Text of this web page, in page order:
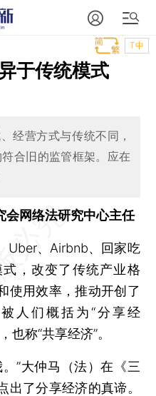
T中
于传统模式
经营方式与传统不同，
合旧的监管框架。应在
会网络法研究中心主任
、Airbnb、回家吃
，改变了传统产业格
使用效率，推动开创了
人们概括为“分享经
称“共享经济”。
”大仲马（法）在《三
了分享经济的真谛。